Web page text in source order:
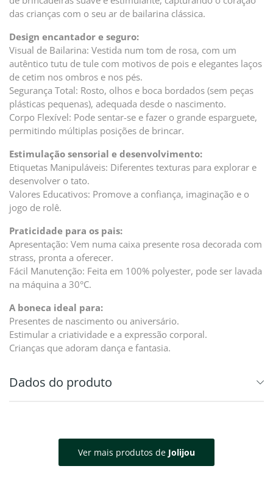
das crianças com o seu ar de bailarina clássica.
Design encantador e seguro:
Visual de Bailarina: Vestida num tom de rosa, com um
autêntico tutu de tule com motivos de pois e elegantes laços
de cetim nos ombros e nos pés.
Segurança Total: Rosto, olhos e boca bordados (sem peças
plásticas pequenas), adequada desde o nascimento.
Corpo Flexível: Pode sentar-se e fazer o grande esparguete,
permitindo múltiplas posições de brincar.
Estimulação sensorial e desenvolvimento:
Etiquetas Manipuláveis: Diferentes texturas para explorar e
desenvolver o tato.
Valores Educativos: Promove a confiança, imaginação e o
jogo de rolê.
Praticidade para os pais:
Apresentação: Vem numa caixa presente rosa decorada com
strass, pronta a oferecer.
Fácil Manutenção: Feita em 100% polyester, pode ser lavada
na máquina a 30°C.
A boneca ideal para:
Presentes de nascimento ou aniversário.
Estimular a criatividade e a expressão corporal.
Crianças que adoram dança e fantasia.
Dados do produto
Ver mais produtos de Jolijou